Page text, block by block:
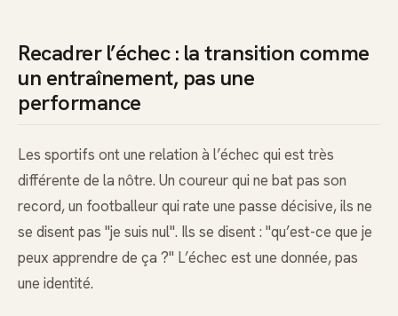
Recadrer l’échec : la transition comme
un entraînement, pas une
performance
Les sportifs ont une relation à l’échec qui est très
différente de la nôtre. Un coureur qui ne bat pas son
record, un footballeur qui rate une passe décisive, ils ne
se disent pas "je suis nul". Ils se disent : "qu’est-ce que je
peux apprendre de ça ?" L’échec est une donnée, pas
une identité.